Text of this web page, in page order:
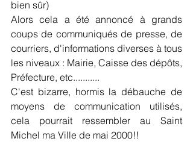
bien sûr)
Alors cela a été annoncé à grands
coups de communiqués de presse, de
courriers, d'informations diverses à tous
les niveaux : Mairie, Caisse des dépôts,
Préfecture, etc...........
C'est bizarre, hormis la débauche de
moyens de communication utilisés,
cela pourrait ressembler au Saint
Michel ma Ville de mai 2000!!